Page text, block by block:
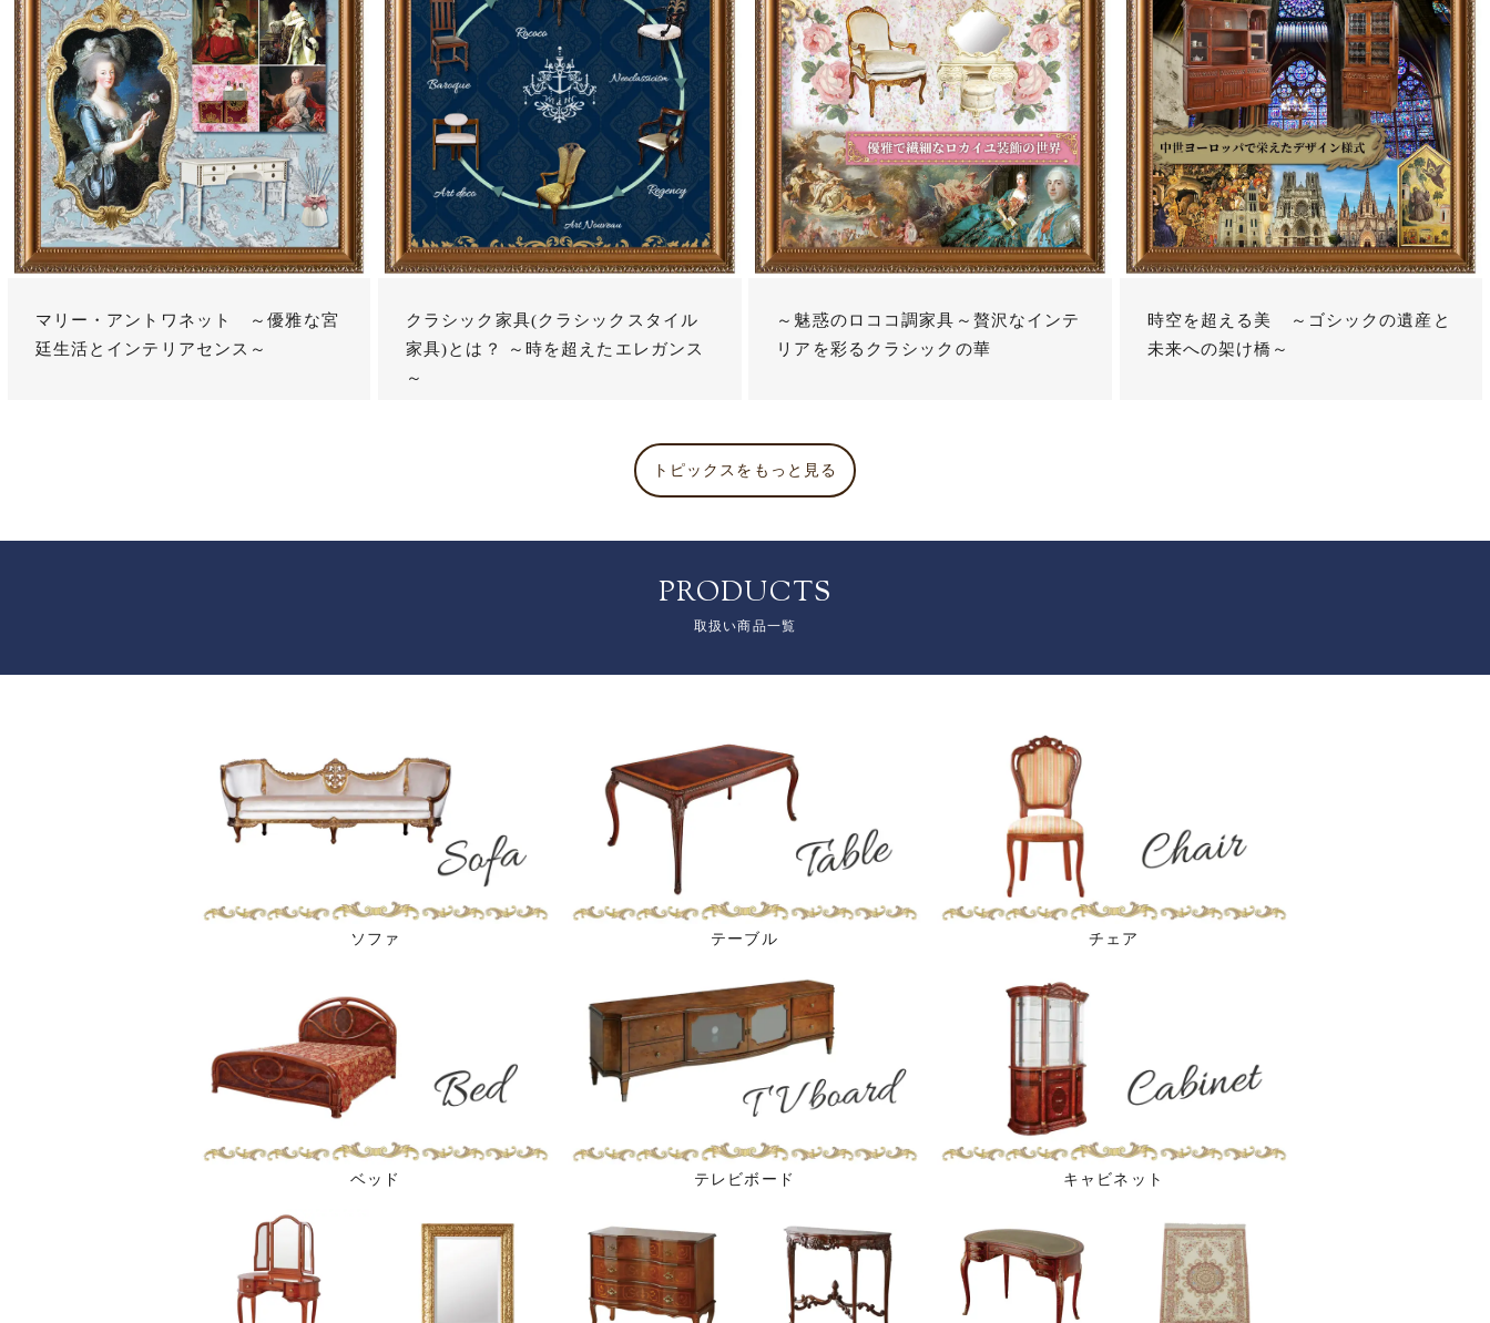
マリー・アントワネット ～優雅な宮
廷生活とインテリアセンス～
クラシック家具(クラシックスタイル
家具)とは？ ～時を超えたエレガンス
～
～魅惑のロココ調家具～贅沢なインテ
リアを彩るクラシックの華
時空を超える美 ～ゴシックの遺産と
未来への架け橋～
トピックスをもっと見る
PRODUCTS
取扱い商品一覧
ソファ テーブル チェア
ベッド テレビボード キャビネット